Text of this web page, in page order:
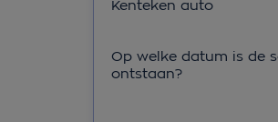
Kenteken auto
Op welke datum is de
ontstaan?